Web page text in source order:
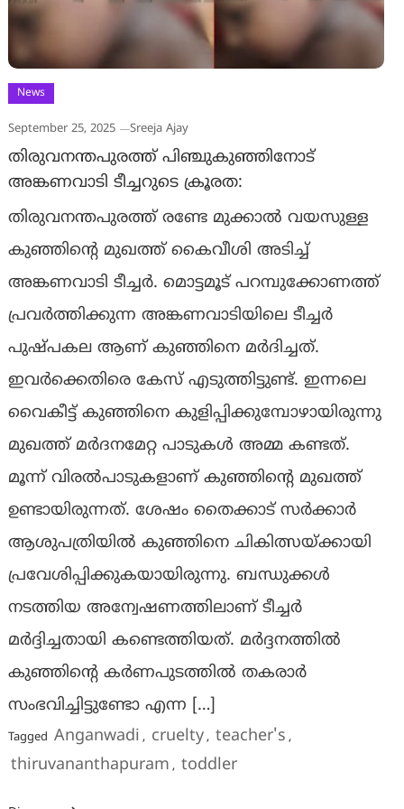
News
September 25, 2025 Sreeja Ajay
തിരുവനന്തപുരത്ത് പിഞ്ചുകുഞ്ഞിനോട്
അങ്കണവാടി ടീച്ചറുടെ ക്രൂരത:
തിരുവനന്തപുരത്ത് രണ്ടേ മുക്കാൽ വയസുള്ള
കുഞ്ഞിന്റെ മുഖത്ത് കൈവീശി അടിച്ച്
അങ്കണവാടി ടീച്ചർ. മൊട്ടമൂട് പറമ്പുക്കോണത്ത്
പ്രവർത്തിക്കുന്ന അങ്കണവാടിയിലെ ടീച്ചർ
പുഷ്പകല ആണ് കുഞ്ഞിനെ മർദിച്ചത്.
ഇവർക്കെതിരെ കേസ് എടുത്തിട്ടുണ്ട്. ഇന്നലെ
വൈകീട്ട് കുഞ്ഞിനെ കുളിപ്പിക്കുമ്പോഴായിരുന്നു
മുഖത്ത് മർദനമേറ്റ പാടുകൾ അമ്മ കണ്ടത്.
മൂന്ന് വിരൽപാടുകളാണ് കുഞ്ഞിന്റെ മുഖത്ത്
ഉണ്ടായിരുന്നത്. ശേഷം തൈക്കാട് സർക്കാർ
ആശുപത്രിയിൽ കുഞ്ഞിനെ ചികിത്സയ്ക്കായി
പ്രവേശിപ്പിക്കുകയായിരുന്നു. ബന്ധുക്കൾ
നടത്തിയ അന്വേഷണത്തിലാണ് ടീച്ചർ
മർദ്ദിച്ചതായി കണ്ടെത്തിയത്. മർദ്ദനത്തിൽ
കുഞ്ഞിന്റെ കർണപുടത്തിൽ തകരാർ
സംഭവിച്ചിട്ടുണ്ടോ എന്ന […]
Tagged Anganwadi , cruelty, teacher's ,
thiruvananthapuram , toddler